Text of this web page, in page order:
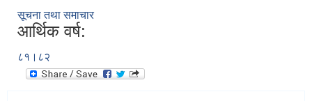
सूचना तथा समाचार
आर्थिक वर्ष:
८१।८२